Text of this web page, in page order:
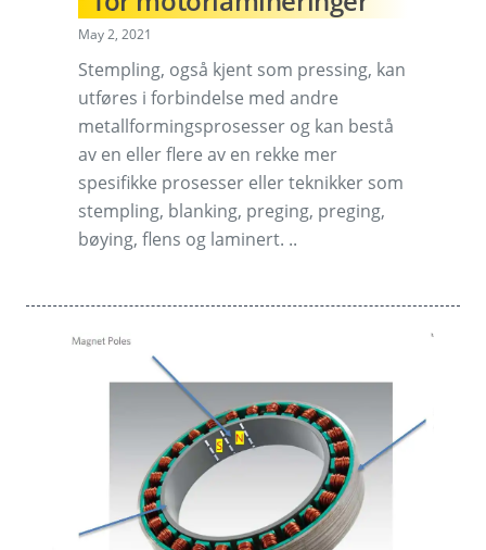
May 2, 2021
Stempling, også kjent som pressing, kan
utføres i forbindelse med andre
metallformingsprosesser og kan bestå
av en eller flere av en rekke mer
spesifikke prosesser eller teknikker som
stempling, blanking, preging, preging,
bøying, flens og laminert. ..